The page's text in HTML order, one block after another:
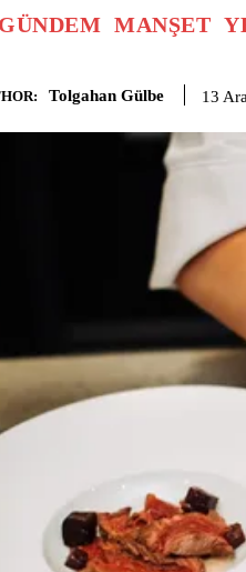
GÜNDEM MANŞET
Tolgahan Gülbe 13